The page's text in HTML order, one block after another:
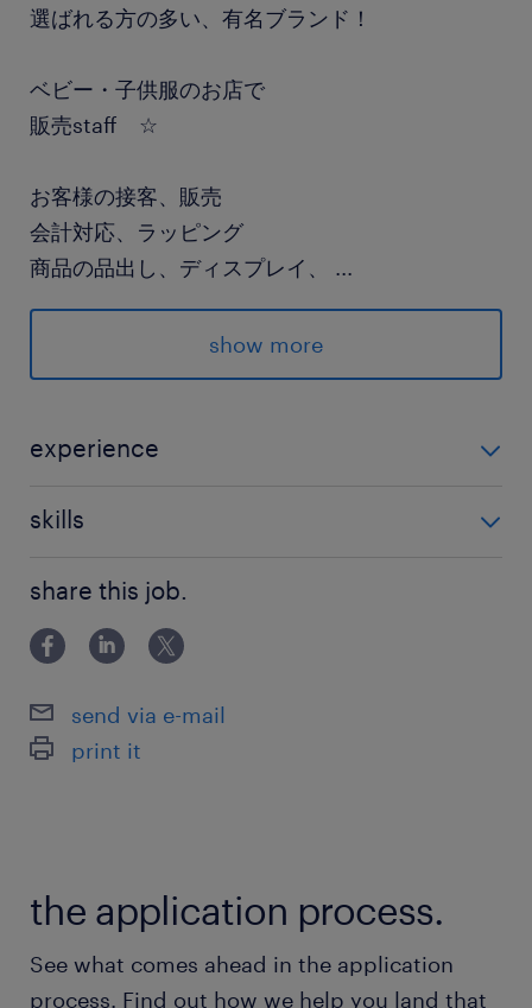
選ばれる方の多い、有名ブランド！
ベビー・子供服のお店で
販売staff ☆
お客様の接客、販売
会計対応、ラッピング
商品の品出し、ディスプレイ、 ...
検品、在庫管理など
＋＋＋
おもてなしの気持ちやお人柄重視の採用♪
長く働くための制度も充実！
派遣先の特徴
最寄駅
シフト制
show more
experience
skills
※詳細、ご相談ください
share this job.
send via e-mail
print it
the application process.
See what comes ahead in the application
process. Find out how we help you land that